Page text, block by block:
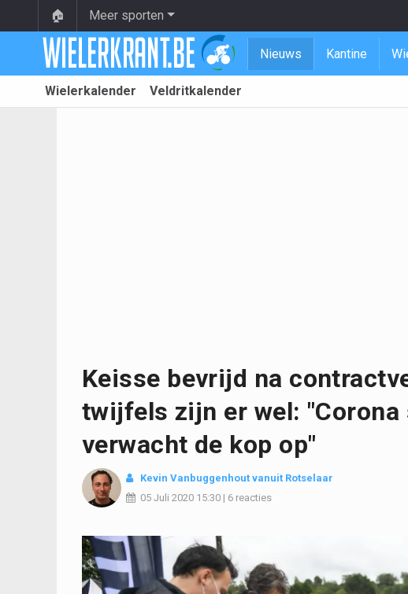
🏠 Meer sporten
Nieuws Kantine
Wielerkalender Veldritkalender
Keisse bevrijd na
twijfels zijn er wel:
verwacht de kop op"
Kevin Vanbuggenhout vanuit Rotselaar
05 Juli 2020 15:30 | 6 reacties